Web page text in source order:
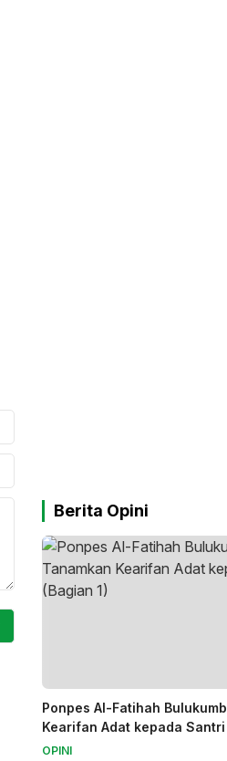
Berita Opini
Ponpes Al-Fatihah
Kearifan Adat kepada Santri
OPINI